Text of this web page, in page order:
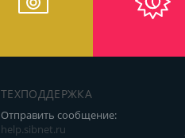
ТЕХПОДДЕРЖКА
Отправить сообщение:
help.sibnet.ru